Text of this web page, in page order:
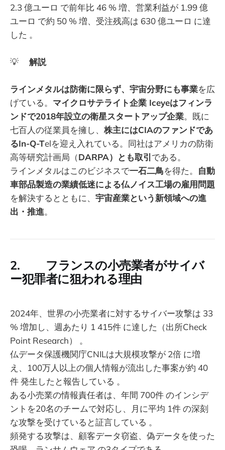
2.3 億ユーロ で前年比 46 % 増、営業利益が 1.99 億
ユーロ で約 50 % 増、受注残高は 630 億ユーロ に達
した 。
💡 解説
ラインメタルは防衛に限らず、宇宙分野にも事業を広
げている。 マイクロサテライト企業 Iceyeはフィンラ
ンドで2018年設立の衛星スタートアップ企業。既に
七百人の従業員を擁し、 株主にはCIAのファンドであ
るIn-Q-Telを迎え入れている。同社はアメリカの防衛
高等研究計画局（DARPA）とも取引 である。
ラインメタルはこのビジネスで一石二鳥を得た。 自動
車部品製造の業績低迷による仏ノイス工場の雇用問題
を解決するとともに、 宇宙産業という新領域への進
出・推進。
2. フランスの小売業者がサイバ
ー犯罪者に狙われる理由
2024年、世界の小売業者に対するサイバー攻撃は 33
% 増加し、週あたり 1 415件 に達した（出所Check
Point Research） 。
仏データ保護機関庁CNILは大規模攻撃が 2倍 に増
え、100万人以上の個人情報が流出した事案が約 40
件 発生したと報告している 。
ある小売業の情報責任者は、年間 700件 のインシデ
ントを20名のチームで対応し、月に平均 1件 の深刻
な攻撃を受けていると証言している 。
頻発する攻撃は、顧客データ窃盗、偽データを使った